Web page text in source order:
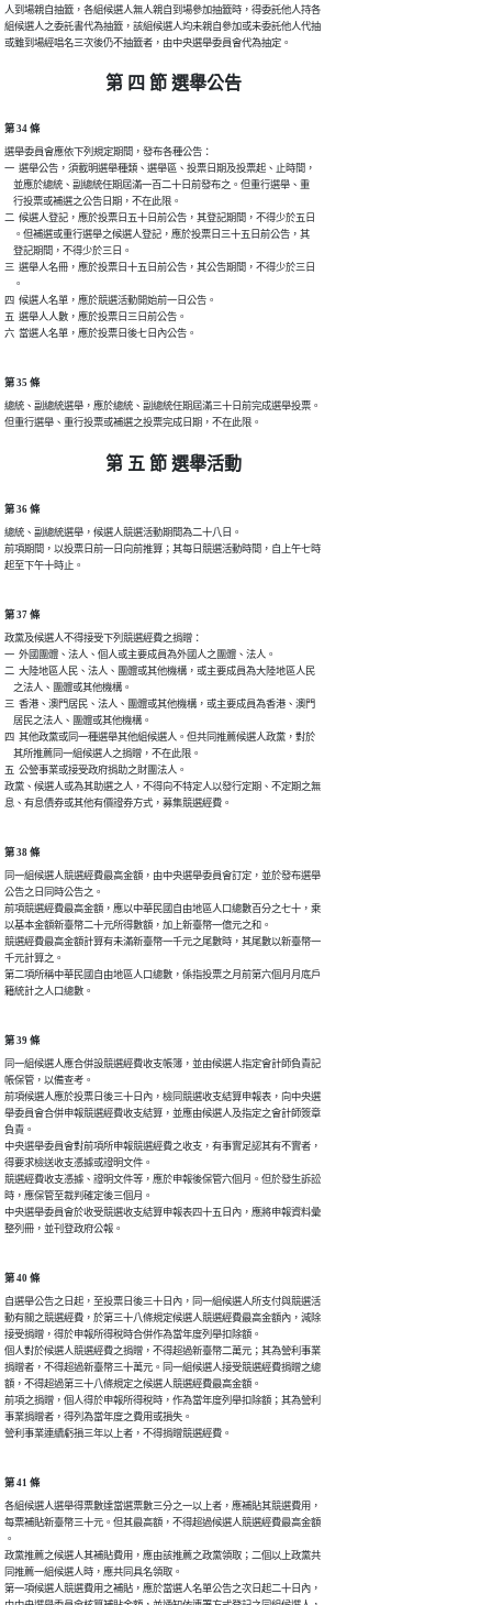
人到場親自抽籤，各組候選人無人親自到場參加抽籤時，得委託他人持各
組候選人之委託書代為抽籤，該組候選人均未親自參加或未委託他人代抽
或雖到場經唱名三次後仍不抽籤者，由中央選舉委員會代為抽定。
第 四 節 選舉公告
第 34 條
選舉委員會應依下列規定期間，發布各種公告：
一  選舉公告，須載明選舉種類、選舉區、投票日期及投票起、止時間，
    並應於總統、副總統任期屆滿一百二十日前發布之。但重行選舉、重
    行投票或補選之公告日期，不在此限。
二  候選人登記，應於投票日五十日前公告，其登記期間，不得少於五日
    。但補選或重行選舉之候選人登記，應於投票日三十五日前公告，其
    登記期間，不得少於三日。
三  選舉人名冊，應於投票日十五日前公告，其公告期間，不得少於三日
    。
四  候選人名單，應於競選活動開始前一日公告。
五  選舉人人數，應於投票日三日前公告。
六  當選人名單，應於投票日後七日內公告。
第 35 條
總統、副總統選舉，應於總統、副總統任期屆滿三十日前完成選舉投票。
但重行選舉、重行投票或補選之投票完成日期，不在此限。
第 五 節 選舉活動
第 36 條
總統、副總統選舉，候選人競選活動期間為二十八日。
前項期間，以投票日前一日向前推算；其每日競選活動時間，自上午七時
起至下午十時止。
第 37 條
政黨及候選人不得接受下列競選經費之捐贈：
一  外國團體、法人、個人或主要成員為外國人之團體、法人。
二  大陸地區人民、法人、團體或其他機構，或主要成員為大陸地區人民
    之法人、團體或其他機構。
三  香港、澳門居民、法人、團體或其他機構，或主要成員為香港、澳門
    居民之法人、團體或其他機構。
四  其他政黨或同一種選舉其他組候選人。但共同推薦候選人政黨，對於
    其所推薦同一組候選人之捐贈，不在此限。
五  公營事業或接受政府捐助之財團法人。
政黨、候選人或為其助選之人，不得向不特定人以發行定期、不定期之無
息、有息債券或其他有價證券方式，募集競選經費。
第 38 條
同一組候選人競選經費最高金額，由中央選舉委員會訂定，並於發布選舉
公告之日同時公告之。
前項競選經費最高金額，應以中華民國自由地區人口總數百分之七十，乘
以基本金額新臺幣二十元所得數額，加上新臺幣一億元之和。
競選經費最高金額計算有未滿新臺幣一千元之尾數時，其尾數以新臺幣一
千元計算之。
第二項所稱中華民國自由地區人口總數，係指投票之月前第六個月月底戶
籍統計之人口總數。
第 39 條
同一組候選人應合併設競選經費收支帳簿，並由候選人指定會計師負責記
帳保管，以備查考。
前項候選人應於投票日後三十日內，檢同競選收支結算申報表，向中央選
舉委員會合併申報競選經費收支結算，並應由候選人及指定之會計師簽章
負責。
中央選舉委員會對前項所申報競選經費之收支，有事實足認其有不實者，
得要求檢送收支憑據或證明文件。
競選經費收支憑據、證明文件等，應於申報後保管六個月。但於發生訴訟
時，應保管至裁判確定後三個月。
中央選舉委員會於收受競選收支結算申報表四十五日內，應將申報資料彙
整列冊，並刊登政府公報。
第 40 條
自選舉公告之日起，至投票日後三十日內，同一組候選人所支付與競選活
動有關之競選經費，於第三十八條規定候選人競選經費最高金額內，減除
接受捐贈，得於申報所得稅時合併作為當年度列舉扣除額。
個人對於候選人競選經費之捐贈，不得超過新臺幣二萬元；其為營利事業
捐贈者，不得超過新臺幣三十萬元。同一組候選人接受競選經費捐贈之總
額，不得超過第三十八條規定之候選人競選經費最高金額。
前項之捐贈，個人得於申報所得稅時，作為當年度列舉扣除額；其為營利
事業捐贈者，得列為當年度之費用或損失。
營利事業連續虧損三年以上者，不得捐贈競選經費。
第 41 條
各組候選人選舉得票數達當選票數三分之一以上者，應補貼其競選費用，
每票補貼新臺幣三十元。但其最高額，不得超過候選人競選經費最高金額
。
政黨推薦之候選人其補貼費用，應由該推薦之政黨領取；二個以上政黨共
同推薦一組候選人時，應共同具名領取。
第一項候選人競選費用之補貼，應於當選人名單公告之次日起二十日內，